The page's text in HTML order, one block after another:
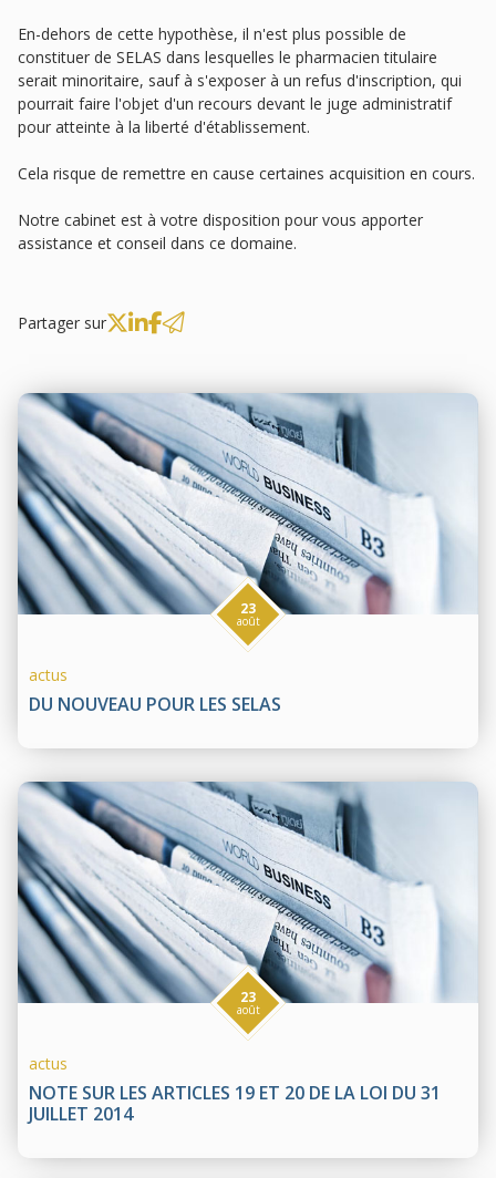
En-dehors de cette hypothèse, il n'est plus possible de
constituer de SELAS dans lesquelles le pharmacien titulaire
serait minoritaire, sauf à s'exposer à un refus d'inscription, qui
pourrait faire l'objet d'un recours devant le juge administratif
pour atteinte à la liberté d'établissement.
Cela risque de remettre en cause certaines acquisition en cours.
Notre cabinet est à votre disposition pour vous apporter
assistance et conseil dans ce domaine.
Partager sur
DU NOUVEAU POUR LES SELAS
23
août
actus
NOTE SUR LES ARTICLES 19 ET 20 DE LA LOI DU 31
JUILLET 2014
23
août
actus